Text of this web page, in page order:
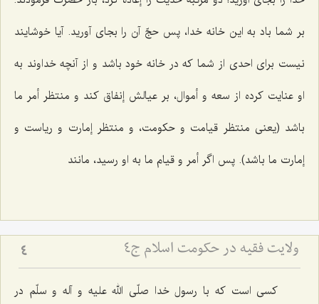
بر شما باد به این خانه خدا، پس حجّ آن را بجاى آورید. آیا خوشایند
نیست براى احدى از شما كه در خانه خود باشد و از آنچه خداوند به
او عنایت كرده از سعه و أموال، بر عیالش إنفاق كند و منتظر أمر ما
باشد (یعنى منتظر قیامت و حكومت، و منتظر إمارت و ریاست و
إمارت ما باشد). پس اگر أمر و قیام ما به او رسید، مانند
ولایت فقیه در حکومت اسلام ج4 4
كسى است كه با رسول خدا صلّى الله علیه و آله و سلّم در